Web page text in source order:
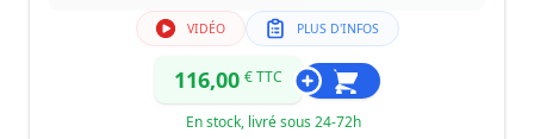
VIDÉO PLUS D'INFOS
116,00 € TTC
En stock, livré sous 24-72h